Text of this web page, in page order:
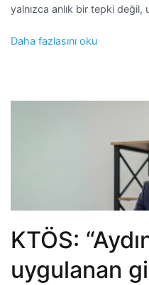
yalnızca anlık bir tepki
Daha fazlasını oku
KTÖS:
uygulanan